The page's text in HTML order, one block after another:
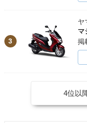
3
ヤ
マ
掲
4位以